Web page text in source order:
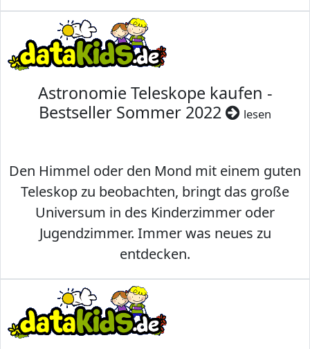
Astronomie Teleskope kaufen -
Bestseller Sommer 2022
lesen
Den Himmel oder den Mond mit einem guten
Teleskop zu beobachten, bringt das große
Universum in des Kinderzimmer oder
Jugendzimmer. Immer was neues zu
entdecken.